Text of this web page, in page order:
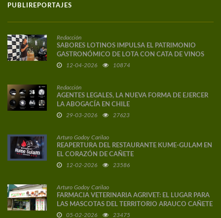
PUBLIREPORTAJES
Redacción
SABORES LOTINOS IMPULSA EL PATRIMONIO
GASTRONÓMICO DE LOTA CON CATA DE VINOS
DE AUTOR
12-04-2026 10874
Redacción
AGENTES LEGALES, LA NUEVA FORMA DE EJERCER
LA ABOGACÍA EN CHILE
29-03-2026 27623
Arturo Godoy Carilao
REAPERTURA DEL RESTAURANTE KUME-GULAM EN
EL CORAZÓN DE CAÑETE
12-02-2026 23586
Arturo Godoy Carilao
FARMACIA VETERINARIA AGRIVET: EL LUGAR PARA
LAS MASCOTAS DEL TERRITORIO ARAUCO CAÑETE
05-02-2026 23475